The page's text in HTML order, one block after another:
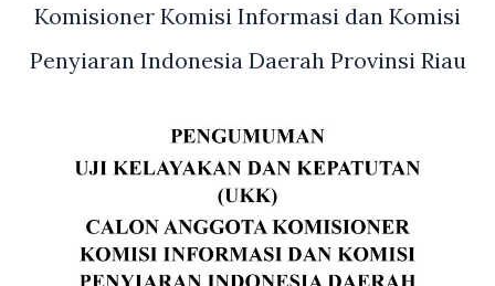
Komisioner Komisi Informasi dan Komisi
Penyiaran Indonesia Daerah Provinsi Riau